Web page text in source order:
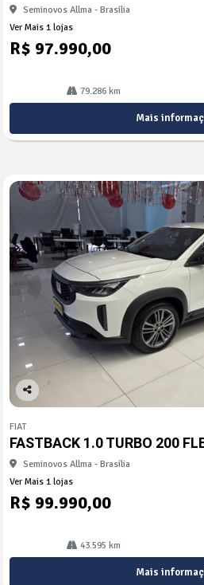
Seminovos Allma - Brasília
Ver Mais 1 lojas
R$ 97.990,00
79.286 km
Mais
Co
arti
lhe
FIAT
FASTBACK 1.0 TURBO 200
Seminovos Allma - Brasília
Ver Mais 1 lojas
R$ 99.990,00
43.595 km
Mais